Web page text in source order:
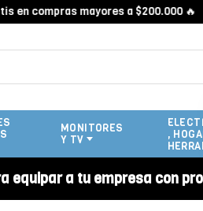
compras mayores a $200.000 🔥
MONITORES
Y TV
,
a tu empresa con